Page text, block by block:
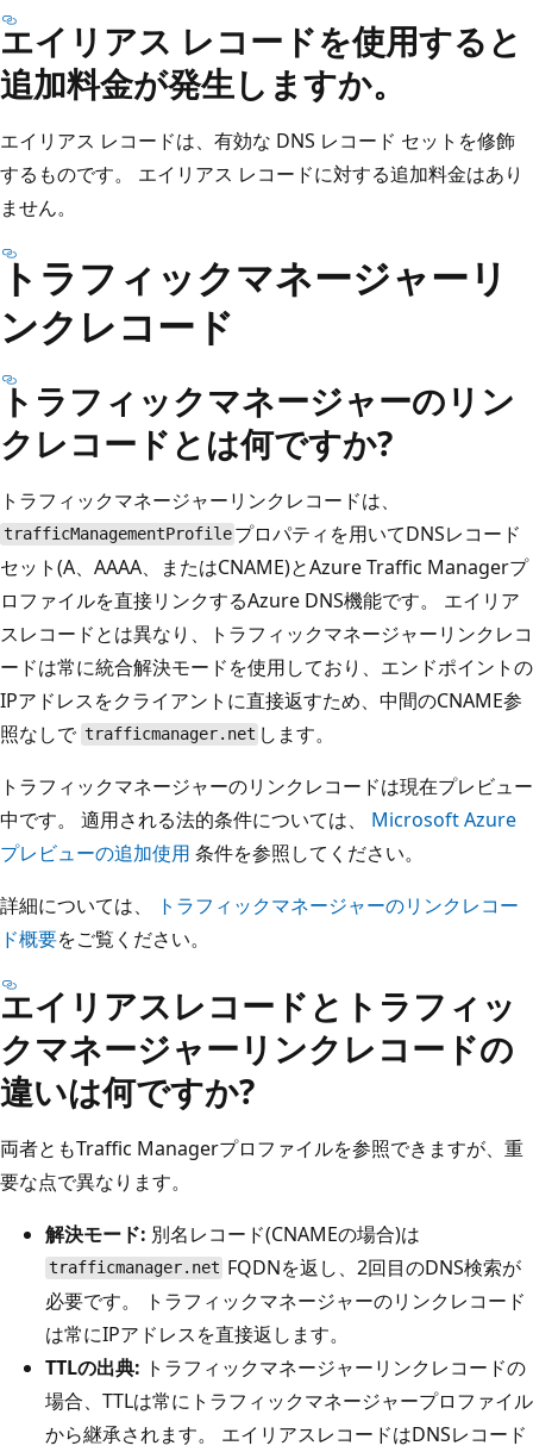
エイリアス レコードを使用すると
追加料金が発生しますか。
エイリアス レコードは、有効な DNS レコード セットを修飾
するものです。 エイリアス レコードに対する追加料金はあり
ません。
トラフィックマネージャーリ
ンクレコード
トラフィックマネージャーのリン
クレコードとは何ですか?
トラフィックマネージャーリンクレコードは、
trafficManagementProfile プロパティを用いてDNSレコード
セット(A、AAAA、またはCNAME)とAzure Traffic Managerプ
ロファイルを直接リンクするAzure DNS機能です。 エイリア
スレコードとは異なり、トラフィックマネージャーリンクレコ
ードは常に統合解決モードを使用しており、エンドポイントの
IPアドレスをクライアントに直接返すため、中間のCNAME参
照なしで trafficmanager.net します。
トラフィックマネージャーのリンクレコードは現在プレビュー
中です。 適用される法的条件については、 Microsoft Azure
プレビューの追加使用 条件を参照してください。
詳細については、
トラフィックマネージャーのリンクレコー
ド概要をご覧ください。
エイリアスレコードとトラフィッ
クマネージャーリンクレコードの
違いは何ですか?
両者ともTraffic Managerプロファイルを参照できますが、重
要な点で異なります。
解決モード: 別名レコード(CNAMEの場合)は
trafficmanager.net FQDNを返し、2回目のDNS検索が
必要です。 トラフィックマネージャーのリンクレコード
は常にIPアドレスを直接返します。
TTLの出典: トラフィックマネージャーリンクレコードの
場合、TTLは常にトラフィックマネージャープロファイル
から継承されます。 エイリアスレコードはDNSレコード